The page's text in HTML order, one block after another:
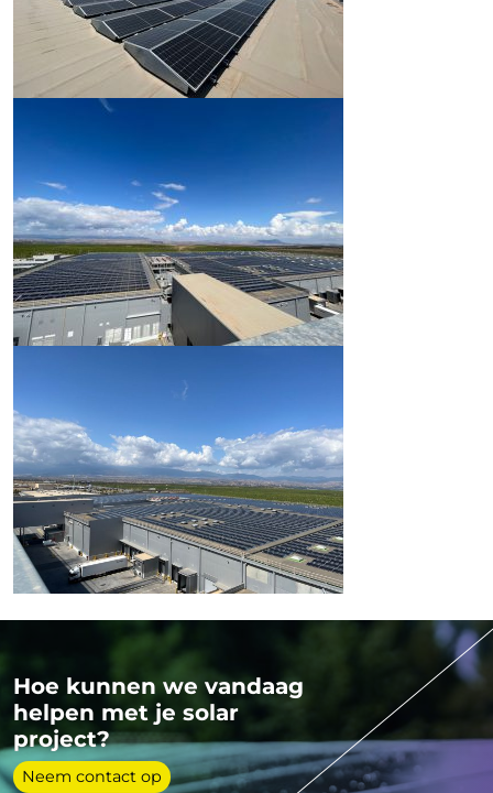
Hoe kunnen we vandaag
helpen met je solar
project?
Neem contact op